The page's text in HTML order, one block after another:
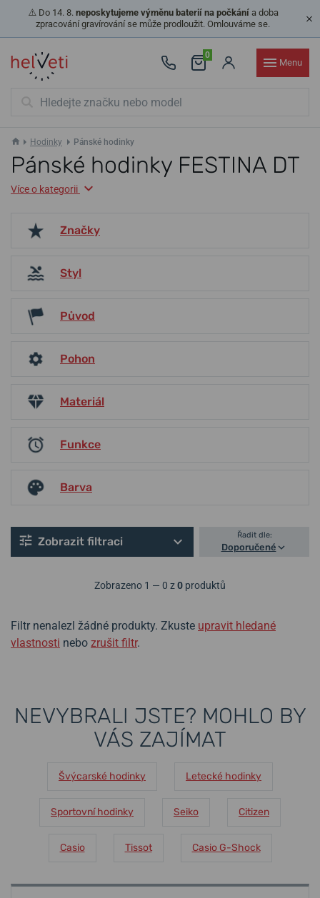
⚠️ Do 14. 8. neposkytujeme výměnu baterií na počkánía doba
zpracování gravírování se může prodloužit. Omlouváme se.
0
Menu
Hodinky Pánské hodinky
Pánské hodinky FESTINA DT
Více o kategorii
Značky
Styl
Původ
Pohon
Materiál
Funkce
Barva
Zobrazit filtraci Řadit dle:
Doporučené
Zobrazeno 1 — 0 z0 produktů
Filtr nenalezl žádné produkty. Zkuste upravit hledané
vlastnosti nebo zrušit filtr.
NEVYBRALI JSTE? MOHLO BY
VÁS ZAJÍMAT
Švýcarské hodinky Letecké hodinky
Sportovní hodinky Seiko Citizen
Casio Tissot Casio G-Shock